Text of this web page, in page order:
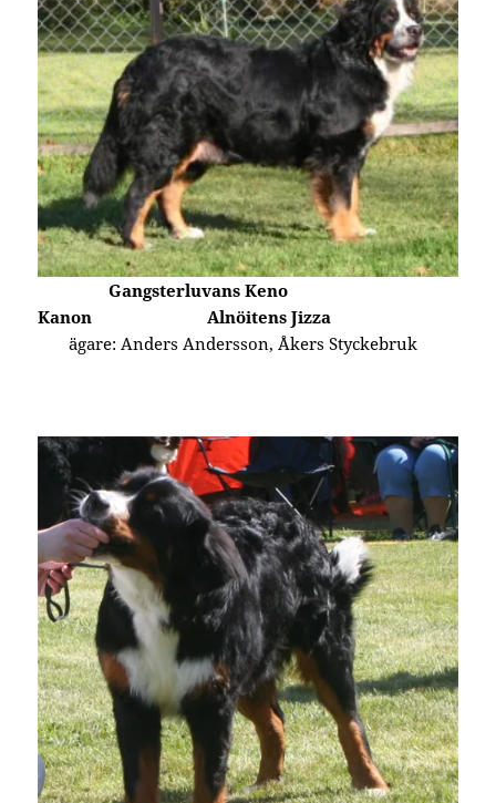
Gangsterluvans Keno
Kanon
Alnöitens Jizza
ägare: Anders Andersson, Åkers Styckebruk